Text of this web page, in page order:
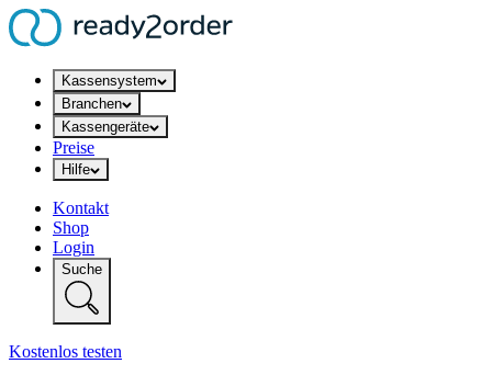
Kassensystem
Branchen
Kassengeräte
Preise
Hilfe
Kontakt
Shop
Login
Suche
Kostenlos testen